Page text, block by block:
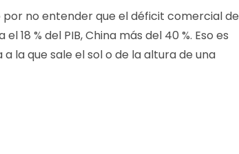
no entender que el déficit comercial de
18 % del PIB, China más del 40 %. Eso es
la que sale el sol o de la altura de una